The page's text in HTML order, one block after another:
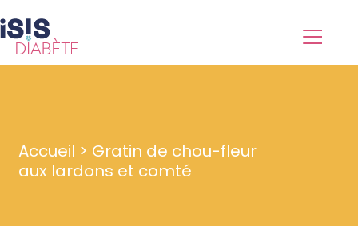
Accueil > Gratin de chou-fleur
aux lardons et comté